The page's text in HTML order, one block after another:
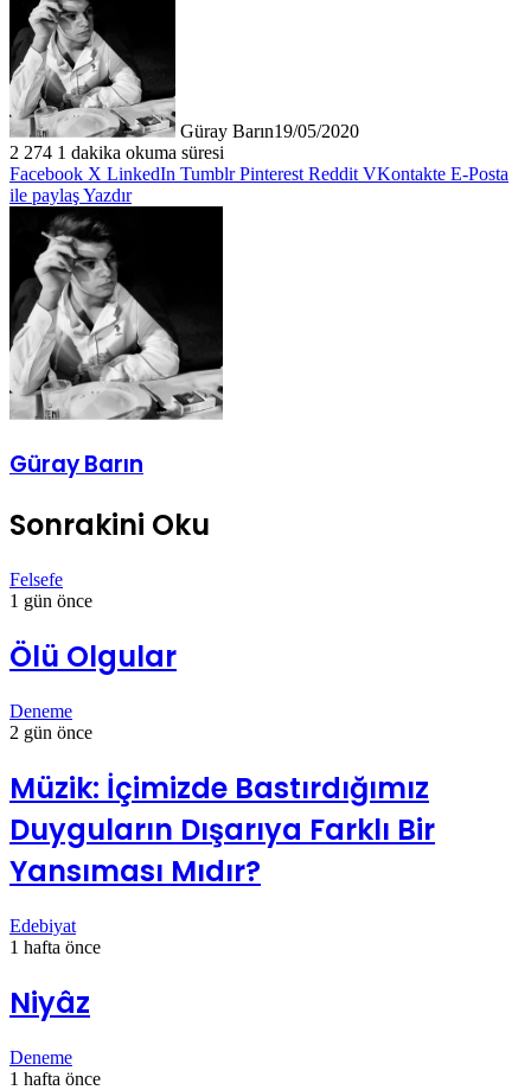
Güray Barın19/05/2020
2 274 1 dakika okuma süresi
Facebook X LinkedIn Tumblr Pinterest Reddit VKontakte E-Posta
ile paylaşYazdır
Güray Barın
Sonrakini Oku
Felsefe
1 gün önce
Ölü Olgular
Deneme
2 gün önce
Müzik: İçimizde Bastırdığımız
Duyguların Dışarıya Farklı Bir
Yansıması Mıdır?
Edebiyat
1 hafta önce
Niyâz
Deneme
1 hafta önce